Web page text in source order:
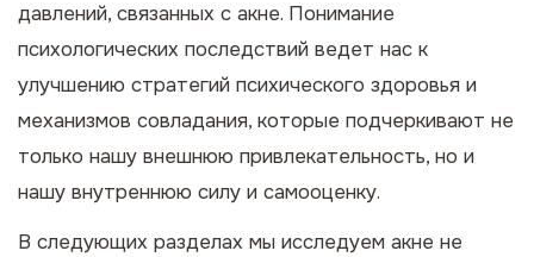
давлений, связанных с акне. Понимание
психологических последствий ведет нас к
улучшению стратегий психического здоровья и
механизмов совладания, которые подчеркивают не
только нашу внешнюю привлекательность, но и
нашу внутреннюю силу и самооценку.
В следующих разделах мы исследуем акне не